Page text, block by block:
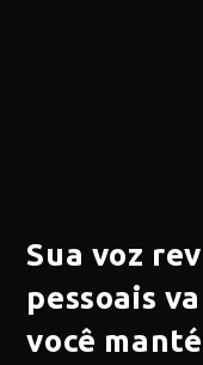
Sua voz
pessoais
você